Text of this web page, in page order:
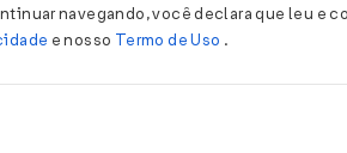
Nº 65 DE 19/10/
pelo Decreto nº 19.714, de 10 de
navegando, você declara que leu e
e nosso Termo de Uso .